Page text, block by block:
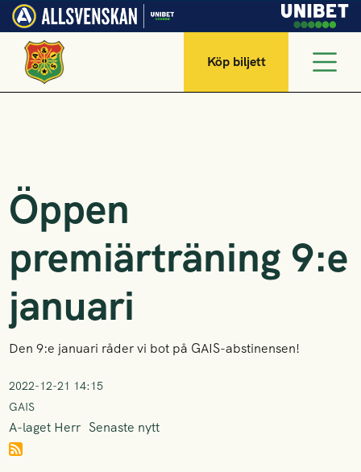
Köp biljett
Öppen
premiärträning 9:e
januari
Den 9:e januari råder vi bot på GAIS-abstinensen!
2022-12-21 14:15
GAIS
A-laget Herr Senaste nytt